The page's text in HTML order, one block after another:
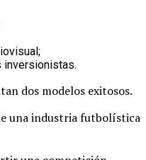
inversionistas.
dos modelos exitosos.
una industria futbolística